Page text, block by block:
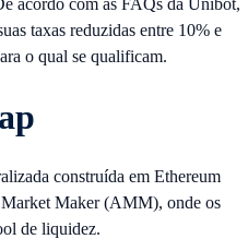
taxas reduzidas entre 10% e
o qual se qualificam.
construída em Ethereum
Maker (AMM), onde os
de liquidez.